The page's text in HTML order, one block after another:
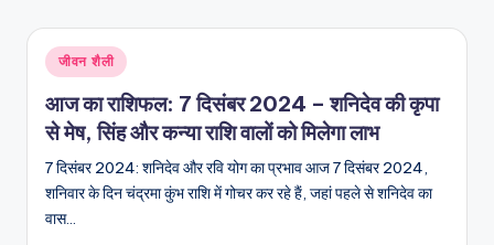
और
विश्व
Posted
in
जीवन शैली
आज का राशिफल: 7 दिसंबर 2024 – शनिदेव की कृपा
से मेष, सिंह और कन्या राशि वालों को मिलेगा लाभ
7 दिसंबर 2024: शनिदेव और रवि योग का प्रभाव आज 7 दिसंबर 2024,
शनिवार के दिन चंद्रमा कुंभ राशि में गोचर कर रहे हैं, जहां पहले से शनिदेव का
वास…